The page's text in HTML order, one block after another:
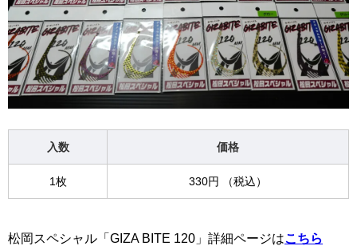
入数 価格
1枚 330円 （税込）
松岡スペシャル「GIZA BITE 120」詳細ページはこちら